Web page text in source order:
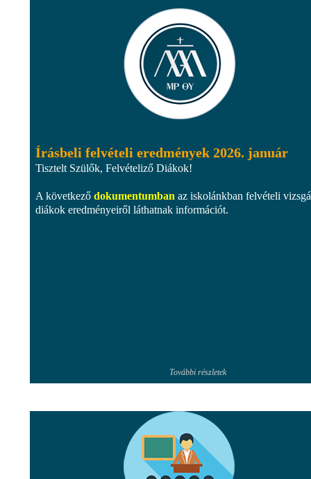
Írásbeli felvételi eredmények 2026. január
Tisztelt Szülők, Felvételiző Diákok!
A következő dokumentumban az iskolánkban felvételi
diákok eredményeiről láthatnak információt.
További részletek